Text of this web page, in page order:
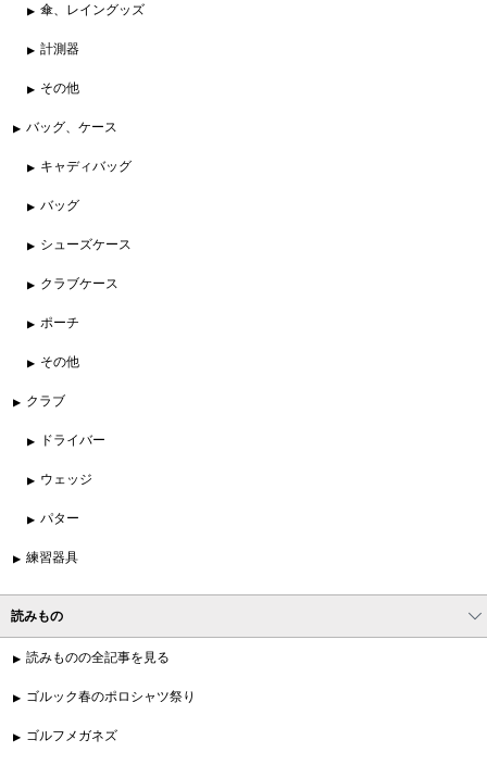
傘、レイングッズ
計測器
その他
バッグ、ケース
キャディバッグ
バッグ
シューズケース
クラブケース
ポーチ
その他
クラブ
ドライバー
ウェッジ
パター
練習器具
読みもの
読みものの全記事を見る
ゴルック春のポロシャツ祭り
ゴルフメガネズ